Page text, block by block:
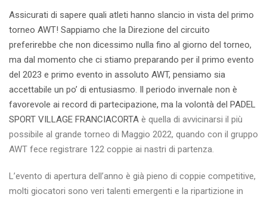
Assicurati di sapere quali atleti hanno slancio in vista del primo
torneo AWT! Sappiamo che la Direzione del circuito
preferirebbe che non dicessimo nulla fino al giorno del torneo,
ma dal momento che ci stiamo preparando per il primo evento
del 2023 e primo evento in assoluto AWT, pensiamo sia
accettabile un po’ di entusiasmo. Il periodo invernale non è
favorevole ai record di partecipazione, ma la volontà del PADEL
SPORT VILLAGE FRANCIACORTA è quella di avvicinarsi il più
possibile al grande torneo di Maggio 2022, quando con il gruppo
AWT fece registrare 122 coppie ai nastri di partenza.
L’evento di apertura dell’anno è già pieno di coppie competitive,
molti giocatori sono veri talenti emergenti e la ripartizione in